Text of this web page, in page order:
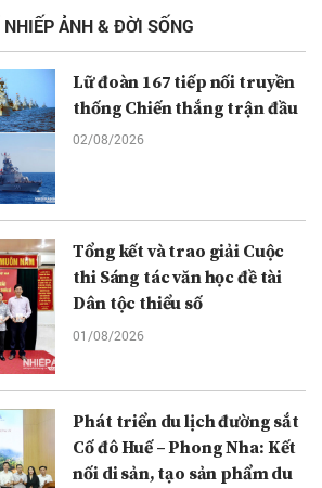
ẢNH & ĐỜI SỐNG
Lữ đoàn 167 tiếp nối truyền
thống Chiến thắng trận đầu
02/08/2026
Tổng kết và trao giải Cuộc
thi Sáng tác văn học đề tài
Dân tộc thiểu số
01/08/2026
Phát triển du lịch đường sắt
Cố đô Huế – Phong Nha: Kết
nối di sản, tạo sản phẩm du